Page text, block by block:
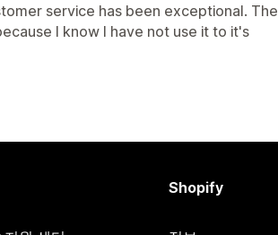
service has been exceptional. The
I know I have not use it to it's
Shopify